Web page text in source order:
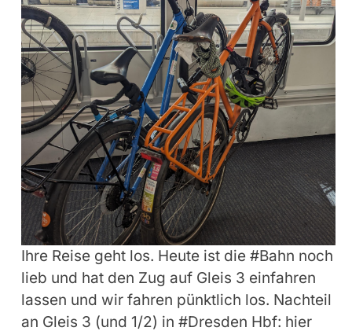
Ihre Reise geht los. Heute ist die #Bahn noch
lieb und hat den Zug auf Gleis 3 einfahren
lassen und wir fahren pünktlich los. Nachteil
an Gleis 3 (und 1/2) in #Dresden Hbf: hier